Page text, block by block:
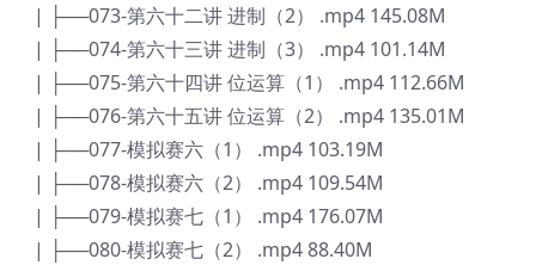
| ├──073-第六十二讲 进制（2） .mp4 145.08M
| ├──074-第六十三讲 进制（3） .mp4 101.14M
| ├──075-第六十四讲 位运算（1） .mp4 112.66M
| ├──076-第六十五讲 位运算（2） .mp4 135.01M
| ├──077-模拟赛六（1） .mp4 103.19M
| ├──078-模拟赛六（2） .mp4 109.54M
| ├──079-模拟赛七（1） .mp4 176.07M
| ├──080-模拟赛七（2） .mp4 88.40M